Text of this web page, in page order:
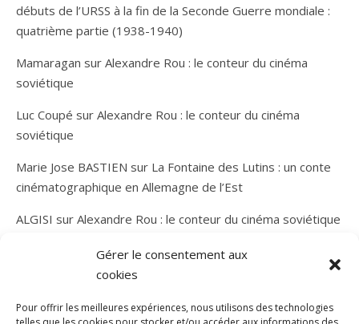
Gérer le consentement aux
cookies
Pour offrir les meilleures expériences, nous utilisons des technologies
débuts de l’URSS à la fin de la Seconde Guerre mondiale :
quatrième partie (1938-1940)
Mamaragan sur Alexandre Rou : le conteur du cinéma
soviétique
Luc Coupé sur Alexandre Rou : le conteur du cinéma
soviétique
Marie Jose BASTIEN sur La Fontaine des Lutins : un conte
cinématographique en Allemagne de l’Est
ALGISI sur Alexandre Rou : le conteur du cinéma soviétique